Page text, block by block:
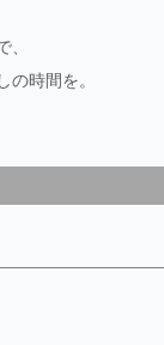
時間を。